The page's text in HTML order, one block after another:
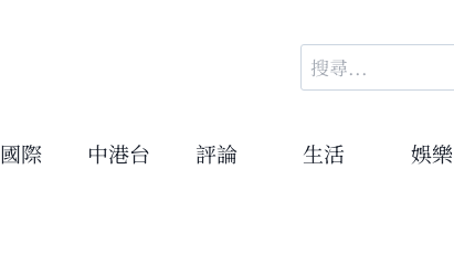
搜
尋
鍵
國際 中港台 評論 生活 娛樂